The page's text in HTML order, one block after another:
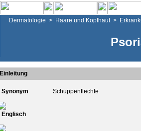
Dermatologie > Haare und Kopfhaut>
Einleitung
Synonym Schuppenflechte
Englisch